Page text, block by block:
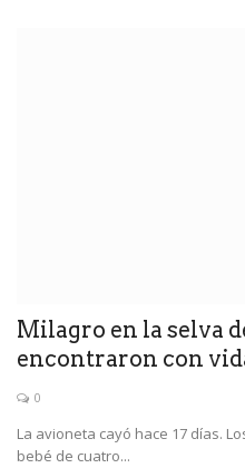
Milagro en la selva
encontraron con
0
La avioneta cayó hace 17 días.
bebé de cuatro...